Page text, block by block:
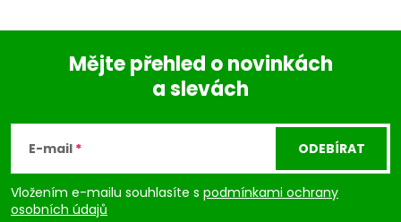
p
Mějte přehled o novinkách
a slevách
E-mail
Vložením e-mailu souhlasíte s podmínkami ochrany
osobních údajů
ODEBÍRAT